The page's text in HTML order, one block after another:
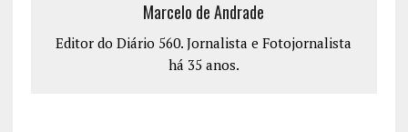
Marcelo de Andrade
Editor do Diário 560. Jornalista e Fotojornalista
há 35 anos.